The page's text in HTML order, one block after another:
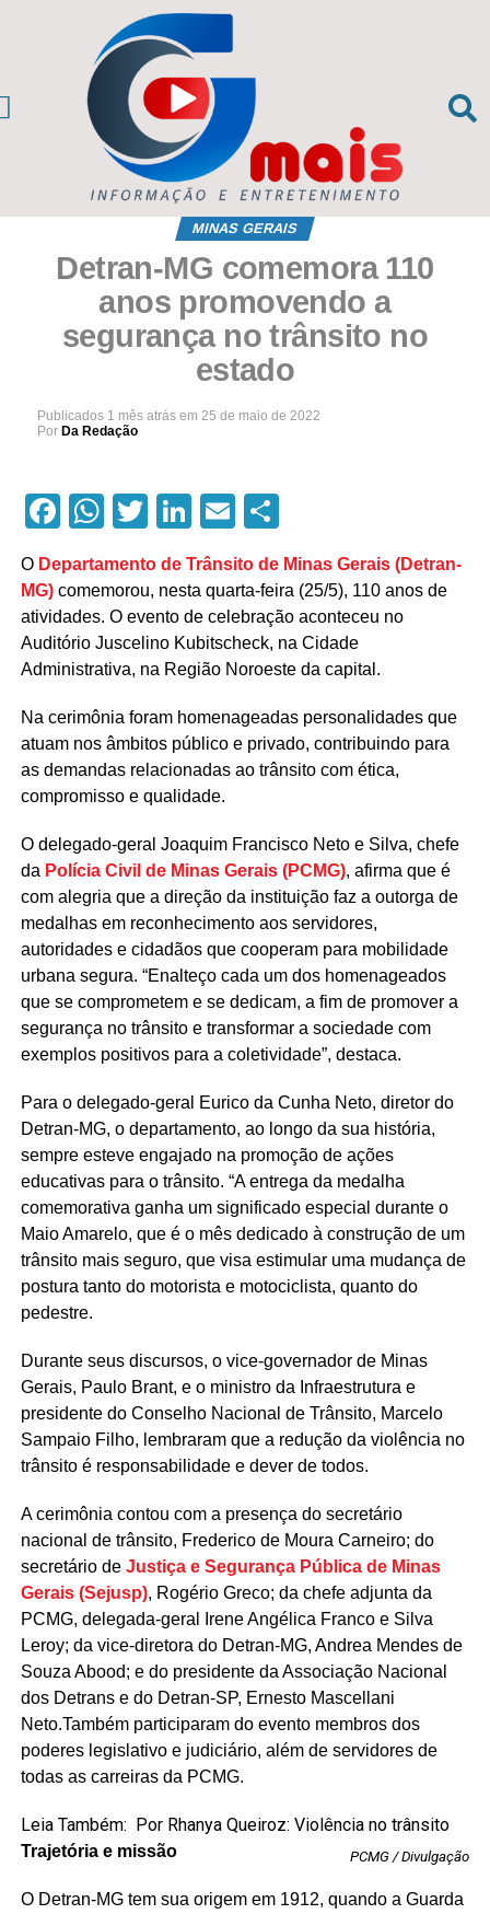
MINAS GERAIS
Detran-MG comemora 110
anos promovendo a
segurança no trânsito no
estado
Publicados 1 mês atrás em 25 de maio de 2022
Por Da Redação
Facebook
WhatsApp
Twitter
LinkedIn
EmailCompartilhar
O Departamento de Trânsito de Minas Gerais (Detran-
MG)comemorou, nesta quarta-feira (25/5), 110 anos de
atividades. O evento de celebração aconteceu no
Auditório Juscelino Kubitscheck, na Cidade
Administrativa, na Região Noroeste da capital.
Na cerimônia foram homenageadas personalidades que
atuam nos âmbitos público e privado, contribuindo para
as demandas relacionadas ao trânsito com ética,
compromisso e qualidade.
O delegado-geral Joaquim Francisco Neto e Silva, chefe
da Polícia Civil de Minas Gerais (PCMG), afirma que é
com alegria que a direção da instituição faz a outorga de
medalhas em reconhecimento aos servidores,
autoridades e cidadãos que cooperam para mobilidade
urbana segura. “Enalteço cada um dos homenageados
que se comprometem e se dedicam, a fim de promover a
segurança no trânsito e transformar a sociedade com
exemplos positivos para a coletividade”, destaca.
Para o delegado-geral Eurico da Cunha Neto, diretor do
Detran-MG, o departamento, ao longo da sua história,
sempre esteve engajado na promoção de ações
educativas para o trânsito. “A entrega da medalha
comemorativa ganha um significado especial durante o
Maio Amarelo, que é o mês dedicado à construção de um
trânsito mais seguro, que visa estimular uma mudança de
postura tanto do motorista e motociclista, quanto do
pedestre.
Durante seus discursos, o vice-governador de Minas
Gerais, Paulo Brant, e o ministro da Infraestrutura e
presidente do Conselho Nacional de Trânsito, Marcelo
Sampaio Filho, lembraram que a redução da violência no
trânsito é responsabilidade e dever de todos.
A cerimônia contou com a presença do secretário
nacional de trânsito, Frederico de Moura Carneiro; do
secretário de Justiça e Segurança Pública de Minas
Gerais (Sejusp), Rogério Greco; da chefe adjunta da
PCMG, delegada-geral Irene Angélica Franco e Silva
Leroy; da vice-diretora do Detran-MG, Andrea Mendes de
Souza Abood; e do presidente da Associação Nacional
dos Detrans e do Detran-SP, Ernesto Mascellani
Neto.Também participaram do evento membros dos
poderes legislativo e judiciário, além de servidores de
todas as carreiras da PCMG.
Leia Também: Por Rhanya Queiroz: Violência no trânsito
PCMG / Divulgação
Trajetória e missão
O Detran-MG tem sua origem em 1912, quando a Guarda